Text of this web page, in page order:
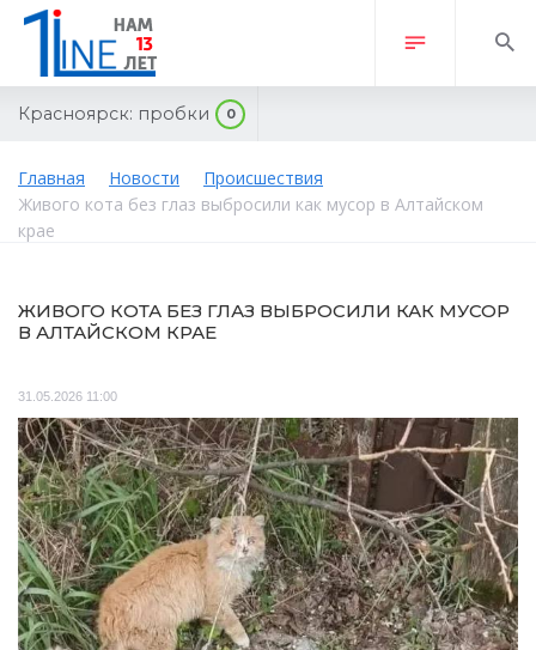
Красноярск: пробки 0
Главная Новости
Происшествия
Живого кота без глаз выбросили как мусор в Алтайском
крае
ЖИВОГО КОТА БЕЗ ГЛАЗ ВЫБРОСИЛИ КАК МУСОР
В АЛТАЙСКОМ КРАЕ
31.05.2026 11:00